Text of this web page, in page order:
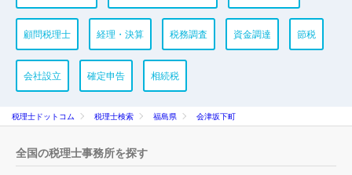
顧問税理士 経理・決算 税務調査 資金調達 節税
会社設立 確定申告 相続税
税理士ドットコム 税理士検索 福島県 会津坂下町
全国の税理士事務所を探す